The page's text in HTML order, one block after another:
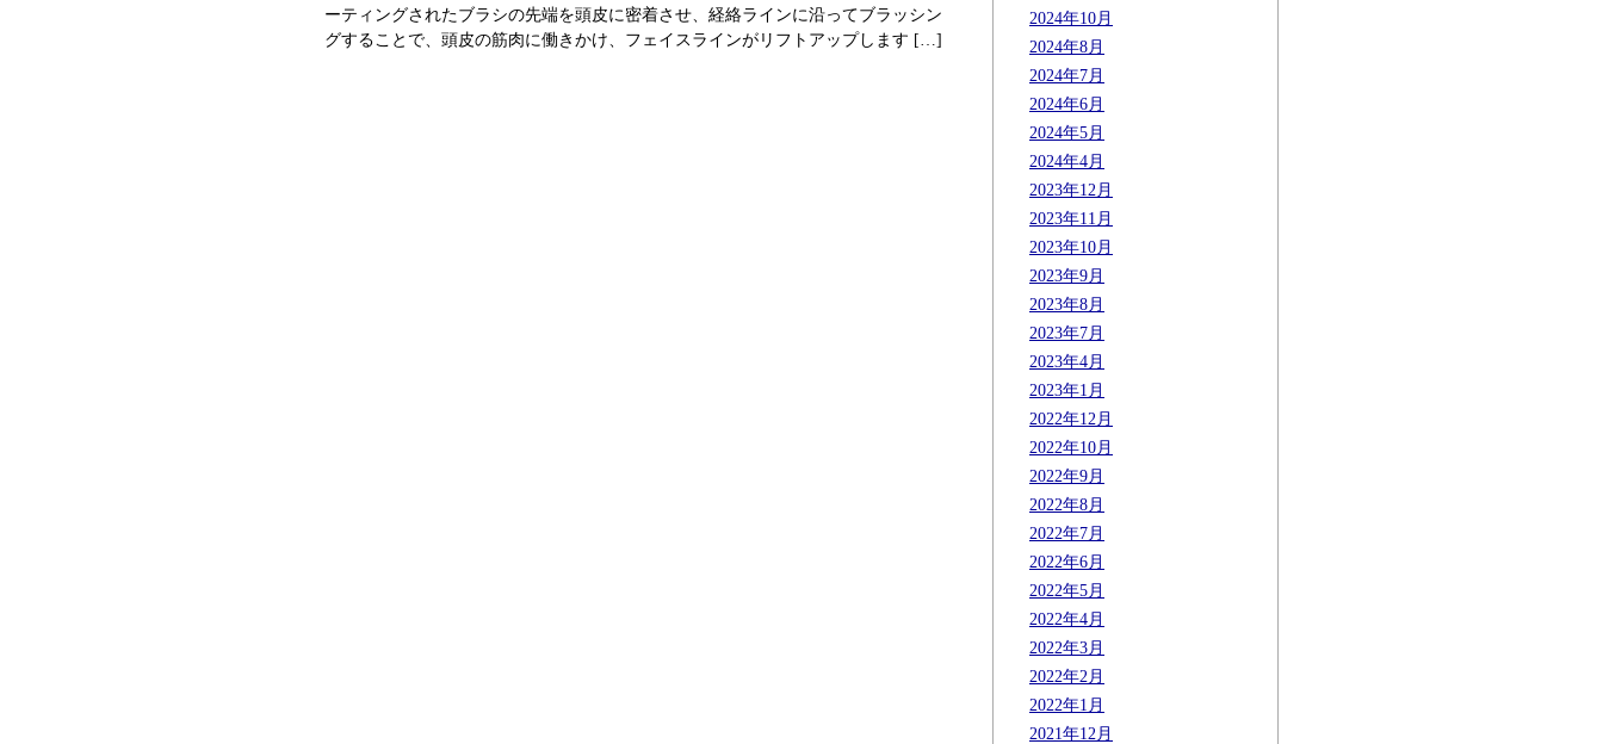
ーティングされたブラシの先端を頭皮に密着させ、経絡ラインに沿ってブラッシン
グすることで、頭皮の筋肉に働きかけ、フェイスラインがリフトアップします […]
2024年10月
2024年8月
2024年7月
2024年6月
2024年5月
2024年4月
2023年12月
2023年11月
2023年10月
2023年9月
2023年8月
2023年7月
2023年4月
2023年1月
2022年12月
2022年10月
2022年9月
2022年8月
2022年7月
2022年6月
2022年5月
2022年4月
2022年3月
2022年2月
2022年1月
2021年12月